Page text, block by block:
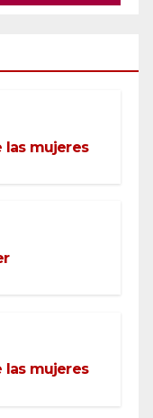
las mujeres
las mujeres